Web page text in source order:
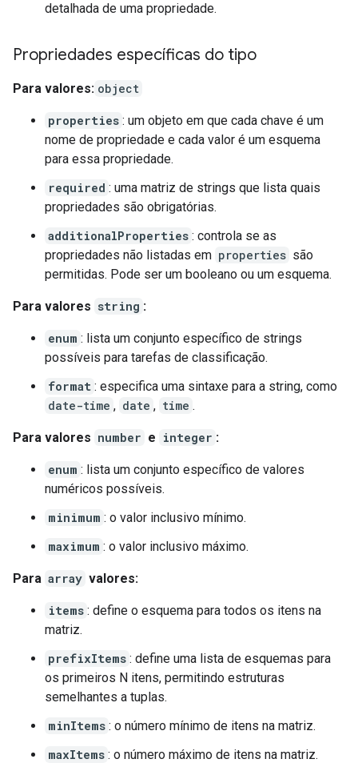
detalhada de uma propriedade.
Propriedades específicas do tipo
Para valores: object
properties : um objeto em que cada chave é um
nome de propriedade e cada valor é um esquema
para essa propriedade.
required : uma matriz de strings que lista quais
propriedades são obrigatórias.
additionalProperties : controla se as
propriedades não listadas em properties são
permitidas. Pode ser um booleano ou um esquema.
Para valores string :
enum : lista um conjunto específico de strings
possíveis para tarefas de classificação.
format : especifica uma sintaxe para a string, como
date-time , date , time .
Para valores number e integer :
enum : lista um conjunto específico de valores
numéricos possíveis.
minimum : o valor inclusivo mínimo.
maximum : o valor inclusivo máximo.
Para array valores:
items : define o esquema para todos os itens na
matriz.
prefixItems : define uma lista de esquemas para
os primeiros N itens, permitindo estruturas
semelhantes a tuplas.
minItems : o número mínimo de itens na matriz.
maxItems : o número máximo de itens na matriz.